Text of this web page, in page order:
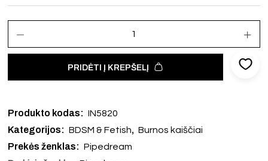
PRIDĖTI Į KREPŠELĮ
Produkto kodas: IN5820
Kategorijos: BDSM & Fetish, Burnos kaiščiai
Prekės ženklas: Pipedream